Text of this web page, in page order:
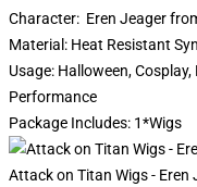
Character: Eren Jeager
Material: Heat Resistant
Usage: Halloween,
Performance
Package Includes: 1*Wigs
Attack on Titan Wigs - Eren